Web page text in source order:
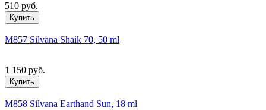
510 руб.
Купить
M857 Silvana Shaik 70, 50 ml
1 150 руб.
Купить
M858 Silvana Earthand Sun, 18 ml